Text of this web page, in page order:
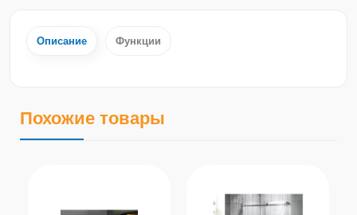
Описание Функции
Похожие товары